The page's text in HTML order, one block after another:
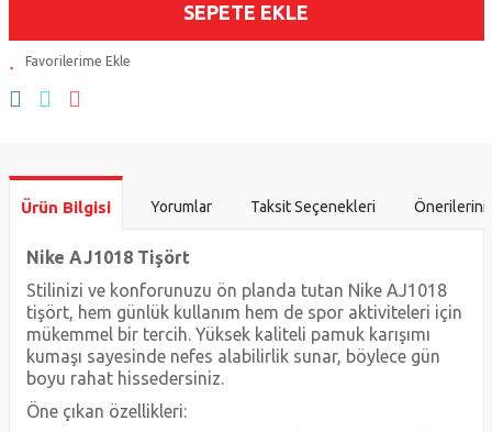
SEPETE EKLE
Ürün Bilgisi Yorumlar Taksit Seçenekleri
Nike AJ1018 Tişört
Stilinizi ve konforunuzu ön planda tutan Nike AJ1018
tişört, hem günlük kullanım hem de spor aktiviteleri için
mükemmel bir tercih. Yüksek kaliteli pamuk karışımı
kumaşı sayesinde nefes alabilirlik sunar, böylece gün
boyu rahat hissedersiniz.
Öne çıkan özellikleri: